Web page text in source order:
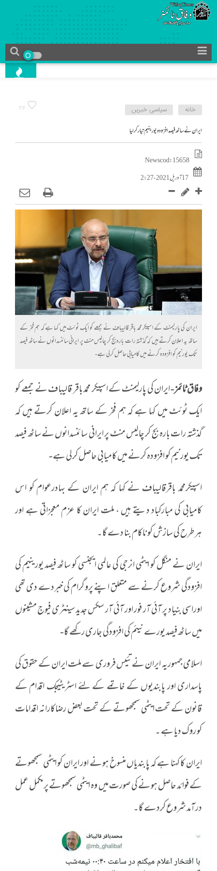
26 خانه سیاسی خبریں
ایران نے ساٹھ فیصد افزودہ یورینیم تیار کرلیا
News cod : 15658
17 آوریل 2021 - 2:27
ایران کی پارلیمنٹ کے اسپیکر محمد باقر قالیباف نے جمعے کو ایک ٹوئٹ میں کہا ہے کہ ہم فخر کے
ساتھ یہ اعلان کرتے ہیں کہ گذشتہ رات بارہ بج کر چالیس منٹ پر ایرانی سائنسدانوں نے ساٹھ فیصد
تک یورنیم کو افزودہ کرنے میں کامیابی حاصل کرلی ہے-
وفاق ٹائمز-ایران کی پارلیمنٹ کے اسپیکر محمد باقر قالیباف نے جمعے کو
ایک ٹوئٹ میں کہا ہے کہ ہم فخر کے ساتھ یہ اعلان کرتے ہیں کہ
گذشتہ رات بارہ بج کر چالیس منٹ پر ایرانی سائنسدانوں نے ساٹھ فیصد
تک یورنیم کو افزودہ کرنے میں کامیابی حاصل کرلی ہے-
اسپیکرمحمد باقرقالیباف نے کہا کہ ہم ایران کے بہادرعوام کو اس
کامیابی کی مبارکباد دیتے ہیں ، ملت ایران کا عزم معجزاتی ہے اور
ہرطرح کی سازش کو ناکام بنا دے گا۔
ایران نے منگل کو ایٹمی انرجی کی عالمی ایجنسی کو ساٹھ فیصد یورینیم کی
افزودگی شروع کرنے سے متعلق اپنے پروگرام کی خبردے دی تھی
اوراسی بنیاد پر آئی آر فور اور آئی آر سکس جدید سینٹری فیوج مشینوں
میں ساٹھ فیصد یورے نیئم کی افزودگی جاری رکھے گا-
اسلامی جمہوریہ ایران نے تئیس فروری سے ملت ایران کے حقوق کی
پاسداری اور پابندیوں کے خاتمے کے لئے اسٹریٹیجک اقدام کے
قانون کے تحت ایٹمی سمجھوتے کے تحت بعض رضاکارانہ اقدامات
کو روک دیا ہے ۔
ایران کا کہنا ہے کہ پابندیاں منسوخ ہونے اور ایران کو ایٹمی سمجھوتے
کے فوائد حاصل ہونے کی صورت میں وہ ایٹمی سمجھوتے پر مکمل عمل
درآمد شروع کردے گا۔